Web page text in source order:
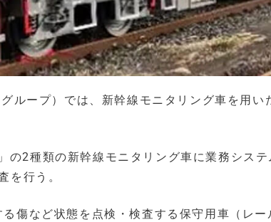
ループ）では、新幹線モニタリング車を用い
の2種類の新幹線モニタリング車に業務シス
を行う。
傷など状態を点検・検査する保守用車（レー